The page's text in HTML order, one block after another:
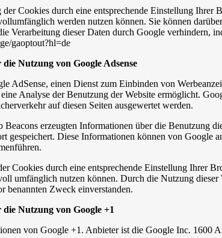
der Cookies durch eine entsprechende Einstellung
werden nutzen können. Sie können
Verarbeitung dieser Daten durch Google verhindern,
gaoptout?hl=de
Nutzung von Google Adsense
AdSense, einen Dienst zum Einbinden von
Analyse der Benutzung der Website ermöglicht.
auf diesen Seiten ausgewertet werden.
erzeugten Informationen über die Benutzung
gespeichert. Diese Informationen können von Google
Cookies durch eine entsprechende Einstellung Ihrer
umfänglich nutzen können. Durch die Nutzung
benannten Zweck einverstanden.
Nutzung von Google +1
von Google +1. Anbieter ist die Google Inc.